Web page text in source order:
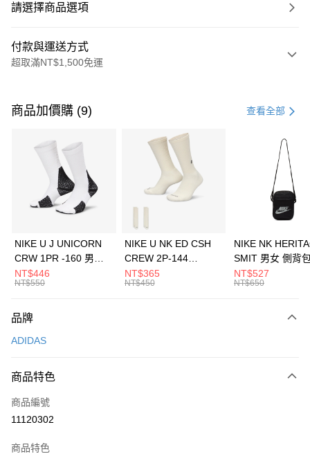
請選擇商品選項
付款與運送方式
超取滿NT$1,500免運
信用卡一次付款
3 期 0 利率 每期 21家銀行
合作金庫商業銀行
第一商業銀行
華南商業銀行
彰化商業銀行
上海商業儲蓄銀行
元大商業銀行
台灣樂天信用卡公司
Apple Pay
全盈+PAY
AFTEE先享後付
【關於「AFTEE先享後付」】
便利好安心！
３．安心：先確認商品／服務後，再付款。
【「AFTEE先享後付」結帳流程】
１．於結帳方式選擇「AFTEE先享後付」後，將跳轉至「AFTEE先享後付」
２．訂單成立數日內，您將收到繳費通知簡訊。
運送方式
每筆NT$100，滿NT$1,500(含以上)免運費
宅配
每筆NT$100，滿NT$1,500(含以上)免運費
付款後門市自取
商品加價購 (9) 查看全部
NIKE U J UNICORN
CRW 1PR -160 男女
中統襪 FZ3393100
NT$446
NT$550
NIKE U NK ED CSH
CREW 2P-144
EMBRDY 男女 短統襪
FZ3073133
NT$365
NT$450
NIKE NK
SMIT 男女 側背
BA5871010
NT$527
NT$650
品牌
ADIDAS
商品特色
商品編號
11120302
商品特色